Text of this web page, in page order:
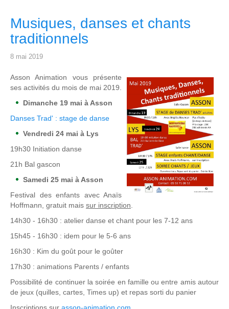
Musiques, danses et chants
traditionnels
8 mai 2019
Asson Animation vous présente
ses activités du mois de mai 2019.
Dimanche 19 mai à Asson
Danses Trad' : stage de danse
Vendredi 24 mai à Lys
19h30 Initiation danse
21h Bal gascon
Samedi 25 mai à Asson
Festival des enfants avec Anaïs
Hoffmann, gratuit mais sur inscription
14h30 - 16h30 : atelier danse et chant pour les 7-12 ans
15h45 - 16h30 : idem pour le 5-6 ans
16h30 : Kim du goût pour le goûter
17h30 : animations Parents / enfants
Possibilité de continuer la soirée en famille ou entre amis autour
de jeux (quilles, cartes, Times up) et repas sorti du panier